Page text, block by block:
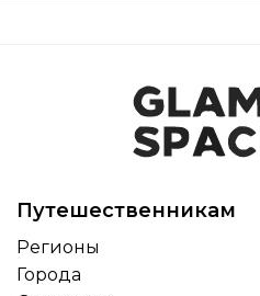
Путешественникам
Регионы
Города